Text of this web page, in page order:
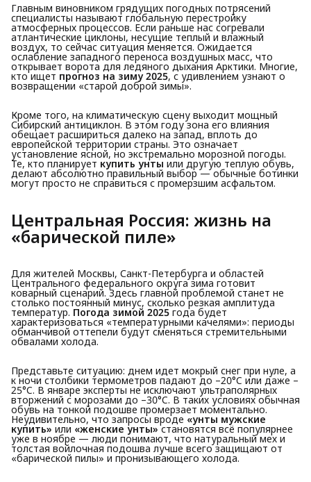
Главным виновником грядущих погодных потрясений
специалисты называют глобальную перестройку
атмосферных процессов. Если раньше нас согревали
атлантические циклоны, несущие теплый и влажный
воздух, то сейчас ситуация меняется. Ожидается
ослабление западного переноса воздушных масс, что
открывает ворота для ледяного дыхания Арктики. Многие,
кто ищет прогноз на зиму 2025, с удивлением узнают о
возвращении «старой доброй зимы».
Кроме того, на климатическую сцену выходит мощный
Сибирский антициклон. В этом году зона его влияния
обещает расшириться далеко на запад, вплоть до
европейской территории страны. Это означает
установление ясной, но экстремально морозной погоды.
Те, кто планирует купить унты или другую теплую обувь,
делают абсолютно правильный выбор — обычные ботинки
могут просто не справиться с промерзшим асфальтом.
Центральная Россия: жизнь на
«барической пиле»
Для жителей Москвы, Санкт-Петербурга и областей
Центрального федерального округа зима готовит
коварный сценарий. Здесь главной проблемой станет не
столько постоянный минус, сколько резкая амплитуда
температур. Погода зимой 2025 года будет
характеризоваться «температурными качелями»: периоды
обманчивой оттепели будут сменяться стремительными
обвалами холода.
Представьте ситуацию: днем идет мокрый снег при нуле, а
к ночи столбики термометров падают до –20°C или даже –
25°C. В январе эксперты не исключают ультраполярных
вторжений с морозами до –30°C. В таких условиях обычная
обувь на тонкой подошве промерзает моментально.
Неудивительно, что запросы вроде «унты мужские
купить» или «женские унты»становятся всё популярнее
уже в ноябре — люди понимают, что натуральный мех и
толстая войлочная подошва лучше всего защищают от
«барической пилы» и пронизывающего холода.